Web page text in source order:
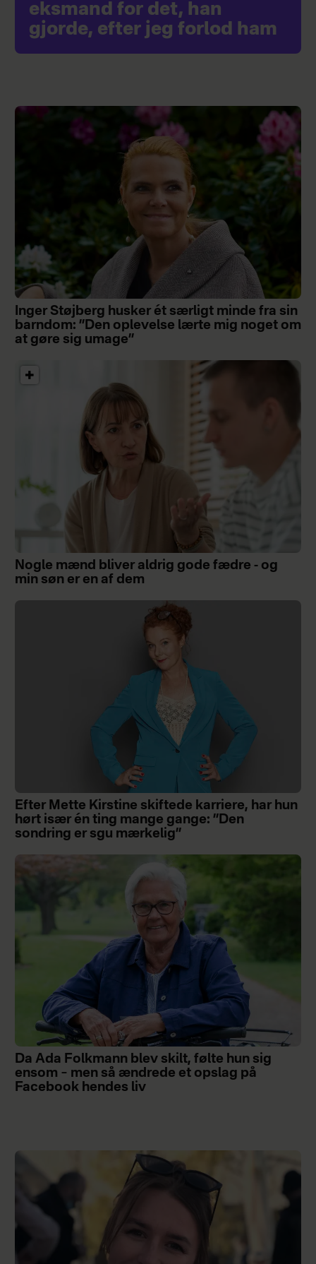
eksmand for det, han
gjorde, efter jeg forlod ham
Inger Støjberg husker ét særligt minde fra sin
barndom: ”Den oplevelse lærte mig noget om
at gøre sig umage”
Nogle mænd bliver aldrig gode fædre - og
min søn er en af dem
Efter Mette Kirstine skiftede karriere, har hun
hørt især én ting mange gange: ”Den
sondring er sgu mærkelig”
Da Ada Folkmann blev skilt, følte hun sig
ensom – men så ændrede et opslag på
Facebook hendes liv